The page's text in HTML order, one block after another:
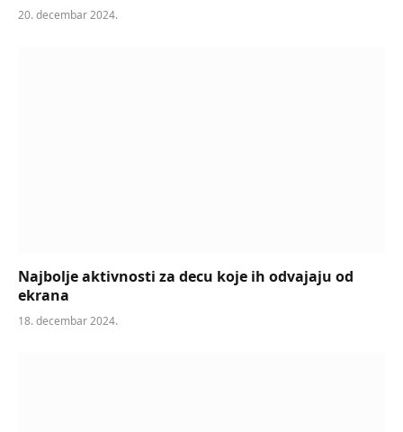
20. decembar 2024.
Najbolje aktivnosti za decu koje ih odvajaju od
ekrana
18. decembar 2024.